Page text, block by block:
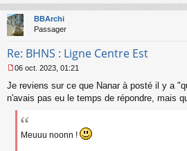
BBArchi
Passager
Re: BHNS : Ligne Centre Est
e
s
06 oct. 2023, 01:21
Je reviens sur ce que Nanar à posté il y a
n'avais pas eu le temps de répondre, mais
Meuuu noonn !